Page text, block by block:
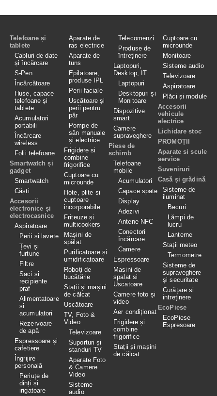
Telefoane și
tablete
Cabluri de date
și încărcare
S-Pen
Încărcătoare
Huse, capace
telefoane și
tablete
Acumulatori
portabili
Încărcare
wireless
Folii telefoane
Smartwatch și
gadget
Smartwatch
Căști
Accesorii
electronice și
electrocasnice
Aspiratoare
Perii și lavete
Țevi și
furtune
Filtre
Saci și
recipiente
praf
Alimentatoare
și
acumulatori
Rezervoare
de apă
Espressoare și
cafetiere
Îngrijire
personală
Periuțe de
dinți și
irigatoare
Aparate de
ras electrice
Aparate de
tuns
Epilatoare,
produse IPL
Perii faciale
Uscătoare și
perii pentru
păr
Pompe de
sân manuale
și electrice
Frigidere si
combine
frigorifice
Cuptoare cu
microunde
Hote, plite si
cuptoare
incorporabile
Friteuze și
multicookers
Maşini de
spălat
Purificatoare și
umidificatoare
Roboţi de
bucătărie
Stații și mașini
de călcat
Uscătoare
TV, Foto &
Video
Televizoare
Suporturi și
standuri TV
Aparate Foto
& Camere
Video
Sisteme
audio
Telecomenzi
Produse de
întreținere
Laptopuri,
Desktop, IT
Laptopuri
Desktopuri și
Monitoare
Dispozitive
smart
Camere
supraveghere
Piese de
schimb
Telefoane
mobile
Acumulatori
Capace spate
Display
Adezivi
Antene NFC
Conectori
încărcare
Camere
Espressoare
Masini de
spalat si
Uscatoare
Camere foto și
video
Aer condiționat
Frigidere și
combine
frigorifice
Stații și mașini
de călcat
Cuptoare cu
microunde
Monitoare
Sisteme audio
Televizoare
Aspiratoare
Plăci și module
Accesorii
vehicule
electrice
Lichidare stoc
PROMOȚII
Aparate si scule
service
Suveniruri
Casă și grădină
Sisteme de
iluminat
Becuri
Lămpi de
lucru
Lanterne
Stații meteo
Termometre
Sisteme de
supraveghere
și securitate
Curățare si
intreținere
EcoPiese
EcoPiese
Espresoare